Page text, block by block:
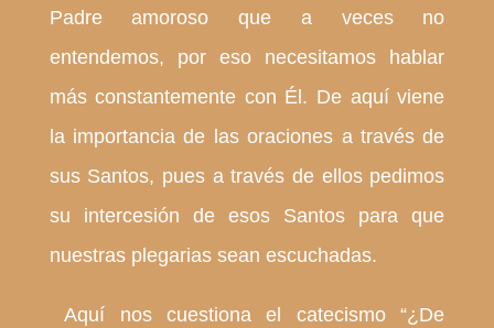
Padre amoroso que a veces no
entendemos, por eso necesitamos hablar
más constantemente con Él. De aquí viene
la importancia de las oraciones a través de
sus Santos, pues a través de ellos pedimos
su intercesión de esos Santos para que
nuestras plegarias sean escuchadas.
Aquí nos cuestiona el catecismo “¿De